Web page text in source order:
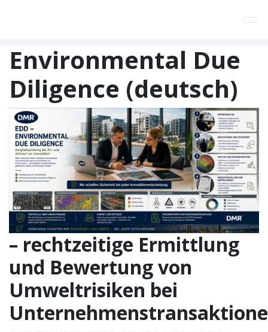
Environmental Due
Diligence (deutsch)
– rechtzeitige Ermittlung
und Bewertung von
Umweltrisiken bei